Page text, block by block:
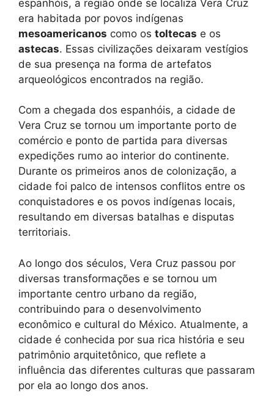
espanhóis, a região onde se localiza Vera Cruz
era habitada por povos indígenas
mesoamericanos como os toltecas e os
astecas. Essas civilizações deixaram vestígios
de sua presença na forma de artefatos
arqueológicos encontrados na região.
Com a chegada dos espanhóis, a cidade de
Vera Cruz se tornou um importante porto de
comércio e ponto de partida para diversas
expedições rumo ao interior do continente.
Durante os primeiros anos de colonização, a
cidade foi palco de intensos conflitos entre os
conquistadores e os povos indígenas locais,
resultando em diversas batalhas e disputas
territoriais.
Ao longo dos séculos, Vera Cruz passou por
diversas transformações e se tornou um
importante centro urbano da região,
contribuindo para o desenvolvimento
econômico e cultural do México. Atualmente, a
cidade é conhecida por sua rica história e seu
patrimônio arquitetônico, que reflete a
influência das diferentes culturas que passaram
por ela ao longo dos anos.